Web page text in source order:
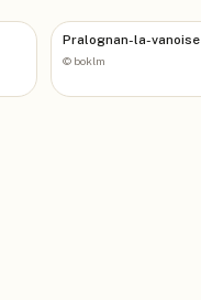
Pralognan-la-vanoise
© boklm